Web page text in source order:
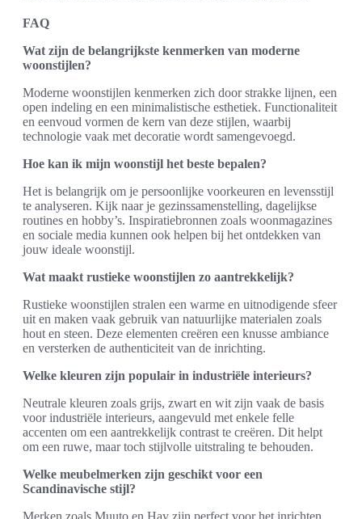
FAQ
Wat zijn de belangrijkste kenmerken van moderne
woonstijlen?
Moderne woonstijlen kenmerken zich door strakke lijnen, een
open indeling en een minimalistische esthetiek. Functionaliteit
en eenvoud vormen de kern van deze stijlen, waarbij
technologie vaak met decoratie wordt samengevoegd.
Hoe kan ik mijn woonstijl het beste bepalen?
Het is belangrijk om je persoonlijke voorkeuren en levensstijl
te analyseren. Kijk naar je gezinssamenstelling, dagelijkse
routines en hobby’s. Inspiratiebronnen zoals woonmagazines
en sociale media kunnen ook helpen bij het ontdekken van
jouw ideale woonstijl.
Wat maakt rustieke woonstijlen zo aantrekkelijk?
Rustieke woonstijlen stralen een warme en uitnodigende sfeer
uit en maken vaak gebruik van natuurlijke materialen zoals
hout en steen. Deze elementen creëren een knusse ambiance
en versterken de authenticiteit van de inrichting.
Welke kleuren zijn populair in industriële interieurs?
Neutrale kleuren zoals grijs, zwart en wit zijn vaak de basis
voor industriële interieurs, aangevuld met enkele felle
accenten om een aantrekkelijk contrast te creëren. Dit helpt
om een ruwe, maar toch stijlvolle uitstraling te behouden.
Welke meubelmerken zijn geschikt voor een
Scandinavische stijl?
Merken zoals Muuto en Hay zijn perfect voor het inrichten